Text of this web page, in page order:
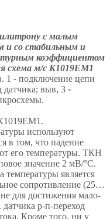
с малым
и со стабильным и
коэффициентом
схема м/с К1019ЕМ1
1 - подключение цепи
выв, 3 -
используют
в том, что падение
его температуры. ТКН
значение 2 мВ/°С.
температуры является
сопротивление (25…
для достижения мало-
р-п-переход
Кроме того, ни у